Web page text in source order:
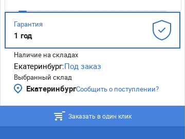
Гарантия
1 год
Наличие на складах
Екатеринбург:Под заказ
Выбранный склад
ЕкатеринбургСообщить о поступлении?
Заказать в один клик